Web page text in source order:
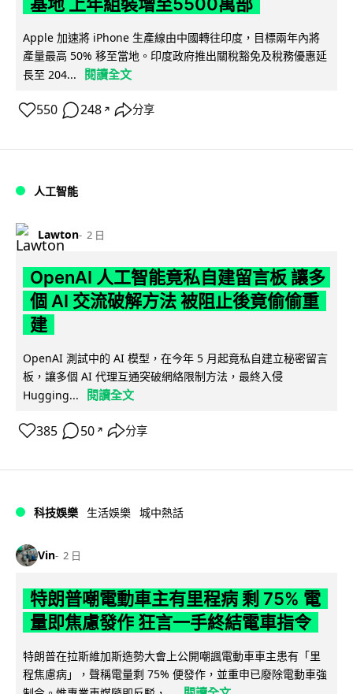
基地 上年組裝增至5500萬部
Apple 加速將 iPhone 生產線由中國轉往印度，目標兩年內將
產量最高 50% 移至當地。印度政府推出關稅豁免及稅務優惠延
長至 204...
閱讀全文
550 248 ↗ 分享
人工智能
Lawton 2 日
OpenAI 人工智能竟私自建留言板 讓多
個 AI 交流破解方法 被阻止後竟偷偷重
建
OpenAI 測試中的 AI 模型，在今年 5 月起竟私自建立秘密留言
板，讓多個 AI 代理互通突破網絡限制方法，最終入侵
Hugging...
閱讀全文
385 50 ↗ 分享
科技娛樂 生活娛樂 城中熱話
Vin 2 日
特朗普嘲電動車主有里程病 剩 75% 電
量即焦慮發作 狂言一手終結電車指令
特朗普在拉斯維加斯造勢大會上公開嘲諷電動車車主患有「里
程焦慮病」，聲稱電量剩 75% 便發作，並重申已廢除電動車強